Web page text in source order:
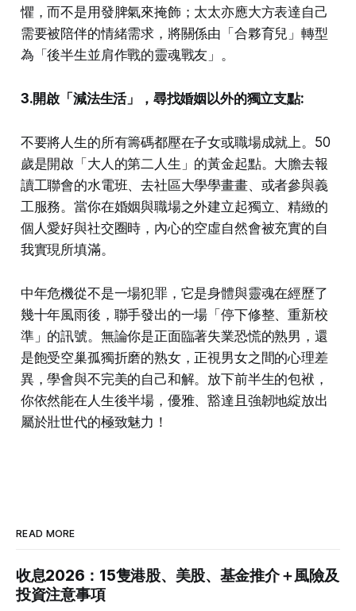
懼，而不是用發脾氣來掩飾；太太亦應大方表達自己
需要被陪伴的情緒需求，將關係由「合夥育兒」轉型
為「後半生並肩作戰的靈魂戰友」。
3.開啟「減法生活」，尋找婚姻以外的獨立支點:
不要將人生的所有籌碼都壓在子女或職場成就上。50
歲是開啟「大人的第二人生」的黃金起點。大膽去報
讀工聯會的水電班、去社區大學學畫畫、或者參與義
工服務。當你在婚姻與職場之外建立起獨立、精緻的
個人愛好與社交圈時，內心的空虛自然會被充實的自
我實現所填滿。
中年危機從不是一場犯罪，它是身體與靈魂在經歷了
幾十年風雨後，聯手發出的一場「停下修整、重新校
準」的訊號。無論你是正面臨著失業恐慌的熟男，還
是飽受空巢孤獨折磨的熟女，正視男女之間的心理差
異，學會與不完美的自己和解。放下前半生的包袱，
你依然能在人生後半場，優雅、豁達且強韌地綻放出
屬於壯世代的極致魅力！
READ MORE
收息2026：15隻港股、美股、基金推介＋風險及
投資注意事項